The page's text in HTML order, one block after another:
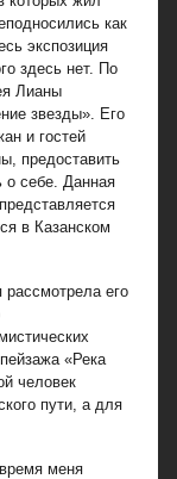
как
экспозиция
здесь нет. По
Лианы
звезды». Его
и гостей
предоставить
о себе. Данная
в Казанском
его
«Река
человек
пути, а для
меня